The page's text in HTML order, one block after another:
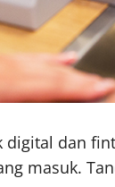
digital dan
masuk.